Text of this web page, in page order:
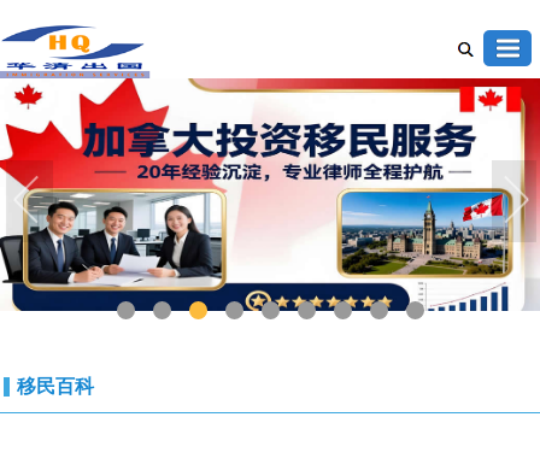
1 2 3 4 5 7 8 9
移民百科